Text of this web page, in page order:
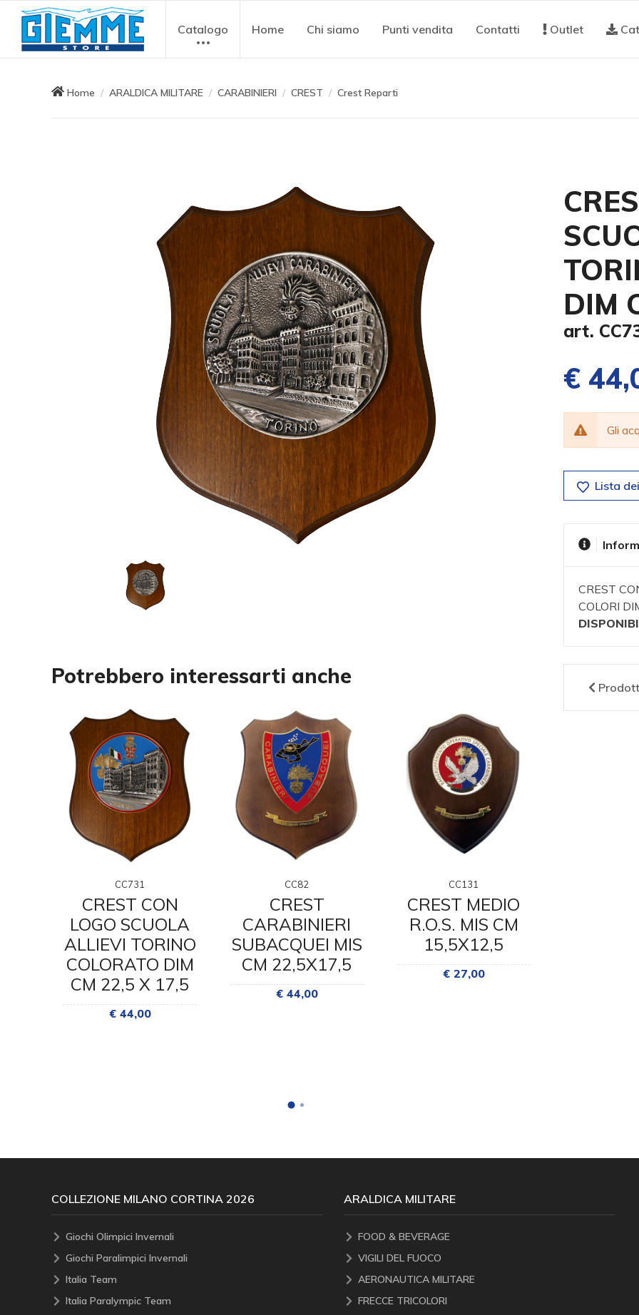
Catalogo Home Chi siamo Punti vendita Contatti Outlet
Home ARALDICA MILITARE CARABINIERI CREST Crest Reparti
Potrebbero interessarti anche
CC731
CREST CON
LOGO SCUOLA
ALLIEVI TORINO
COLORATO DIM
CM 22,5 X 17,5
€ 44,00
CC82
CREST
CARABINIERI
SUBACQUEI MIS
CM 22,5X17,5
€ 44,00
CC131
CREST MEDIO
R.O.S. MIS CM
15,5X12,5
€ 27,00
DIM
art.
€
Gli
Lista
CREST
COLORI
COLLEZIONE MILANO CORTINA 2026
Giochi Olimpici Invernali
Giochi Paralimpici Invernali
Italia Team
Italia Paralympic Team
ARALDICA MILITARE
FOOD & BEVERAGE
VIGILI DEL FUOCO
AERONAUTICA MILITARE
FRECCE TRICOLORI